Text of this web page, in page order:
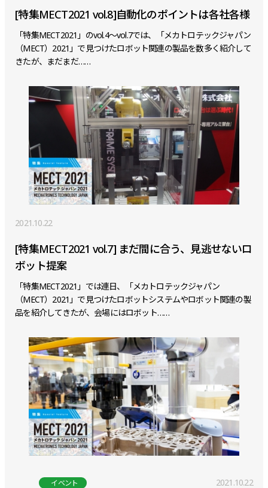
[特集MECT2021 vol.8]自動化のポイントは各社各様
「特集MECT2021」のvol.4～vol.7では、「メカトロテックジャパン
（MECT）2021」で見つけたロボット関連の製品を数多く紹介して
きたが、まだまだ……
2021.10.22
[特集MECT2021 vol.7] まだ間に合う、見逃せないロ
ボット提案
「特集MECT2021」では連日、「メカトロテックジャパン
（MECT）2021」で見つけたロボットシステムやロボット関連の製
品を紹介してきたが、会場にはロボット……
イベント 2021.10.22